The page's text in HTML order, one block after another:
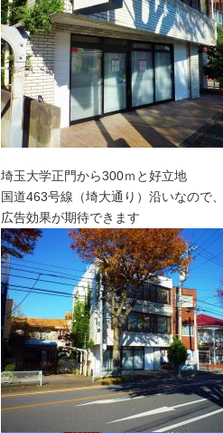
埼玉大学正門から300ｍと好立地
国道463号線（埼大通り）沿いなので
広告効果が期待できます